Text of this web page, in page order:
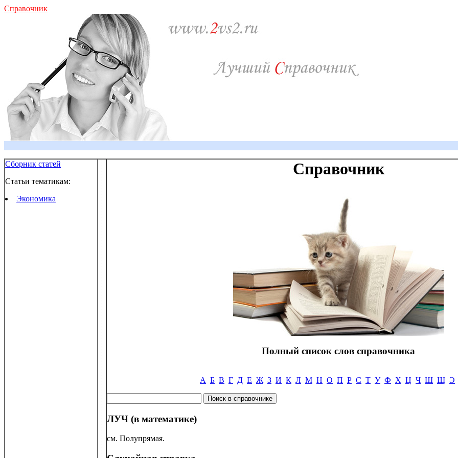
Справочник
Сборник статей
Статьи тематикам:
Экономика
Справочник
Полный список слов справочника
А Б В Г Д Е Ж З И К Л М Н О П Р С Т У Ф Х Ц Ч Ш Щ Э
ЛУЧ (в математике)
см. Полупрямая.